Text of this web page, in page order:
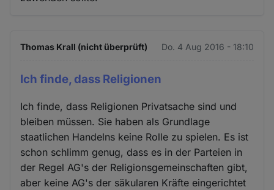
Thomas Krall (nicht überprüft) Do. 4 Aug 2016 - 18:10
Ich finde, dass Religionen
Ich finde, dass Religionen Privatsache sind und
bleiben müssen. Sie haben als Grundlage
staatlichen Handelns keine Rolle zu spielen. Es ist
schon schlimm genug, dass es in der Parteien in
der Regel AG's der Religionsgemeinschaften gibt,
aber keine AG's der säkularen Kräfte eingerichtet